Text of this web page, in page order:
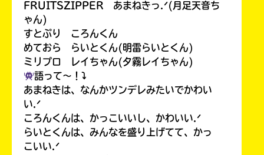
FRUITSZIPPER あまねきっ.ᐟ(月足天音ち
ゃん)
すとぷり ころんくん
めておら らいとくん(明雷らいとくん)
ミリプロ レイちゃん(夕霧レイちゃん)
語って〜！⤵︎
あまねきは、なんかツンデレみたいでかわい
い.ᐟ
ころんくんは、かっこいいし、かわいい.ᐟ
らいとくんは、みんなを盛り上げてて、かっ
こいい.ᐟ